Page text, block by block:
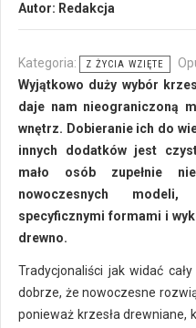
Autor: Redakcja
Kategoria: Z ŻYCIA WZIĘTE
Wyjątkowo duży wybór
daje nam nieograniczoną
wnętrz. Dobieranie ich do
innych dodatków jest
mało osób zupełnie
nowoczesnych
specyficznymi formami i
drewno.
Tradycjonaliści jak widać
dobrze, że nowoczesne
ponieważ krzesła